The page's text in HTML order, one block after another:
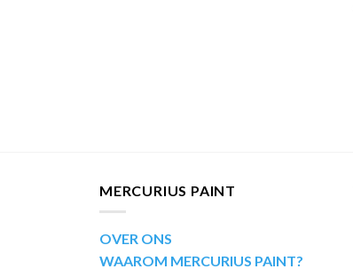
MERCURIUS PAINT
OVER ONS
WAAROM MERCURIUS PAINT?